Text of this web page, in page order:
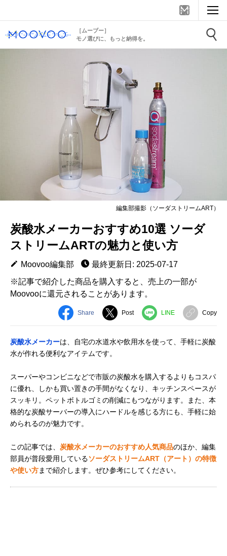
［ムーブー］
モノ選びに、もっと納得を。
編集部撮影（ソーダストリームART）
炭酸水メーカーおすすめ10選 ソーダ
ストリームARTの魅力と使い方
Moovoo編集部
最終更新日: 2025-07-17
※記事で紹介した商品を購入すると、売上の一部が
Moovooに還元されることがあります。
Share Post LINE Copy
炭酸水メーカーは、自宅の水道水や飲用水を使って、手軽に炭酸
水が作れる便利なアイテムです。
スーパーやコンビニなどで市販の炭酸水を購入するよりもコスパ
に優れ、しかも買い置きの手間がなくなり、キッチンスペースが
スッキリ。ペットボトルゴミの削減にもつながります。また、本
格的な炭酸サーバーの導入にハードルを感じる方にも、手軽に始
められるのが魅力です。
この記事では、 炭酸水メーカーのおすすめ人気商品のほか、編集
部員が普段愛用しているソーダストリームART（アート）の特徴
や使い方まで紹介します。ぜひ参考にしてください。